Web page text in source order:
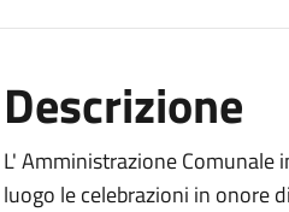
Descrizione
​L' Amministrazione Comunale
luogo le celebrazioni in onore